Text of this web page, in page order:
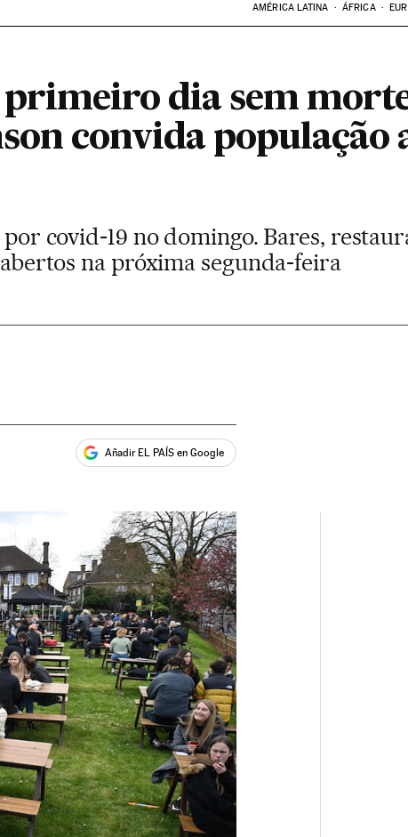
AMÉRICA LATINA ÁFRICA
dia sem
convida população
covid-19 no domingo. Bares,
na próxima segunda-feira
Añadir EL PAÍS en Google